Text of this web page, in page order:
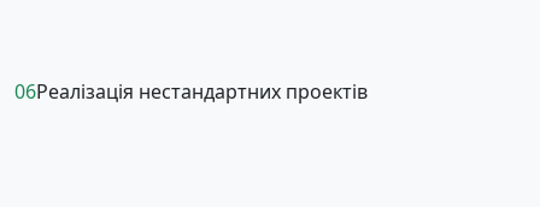
06Реалізація нестандартних проектів